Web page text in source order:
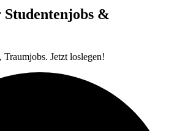
&
Jetzt loslegen!